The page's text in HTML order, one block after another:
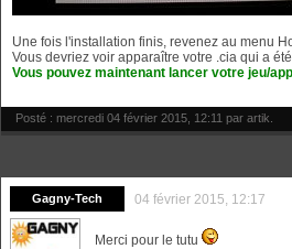
Une fois l'installation finis, revenez au menu
Vous devriez voir apparaître votre .cia qui a
Vous pouvez maintenant lancer votre jeu/
Posté : mercredi 04 février 2015, 12:11 par artik
Gagny-Tech 04 février 2015, 12:17
Merci pour le tutu